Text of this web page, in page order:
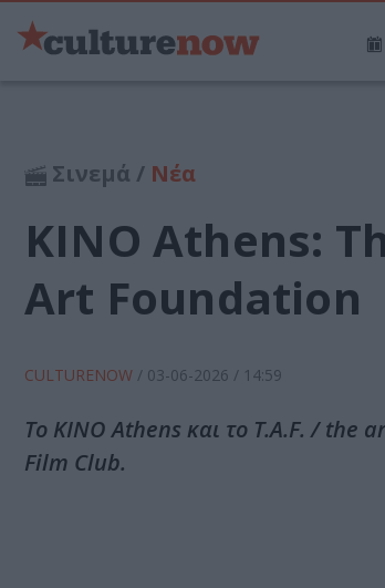
Σινεμά / Νέα
KINO Athens:
Art Foundation
CULTURENOW / 03-06-2026 / 14:59
Το KINO Athens και το T.A.F. / the
Film Club.